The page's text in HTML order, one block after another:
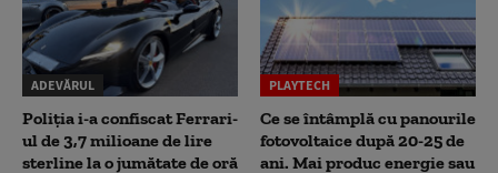
ADEVĂRUL
Poliția i-a confiscat Ferrari-
ul de 3,7 milioane de lire
sterline la o jumătate de oră
PLAYTECH
Ce se întâmplă cu panourile
fotovoltaice după 20-25 de
ani. Mai produc energie sau